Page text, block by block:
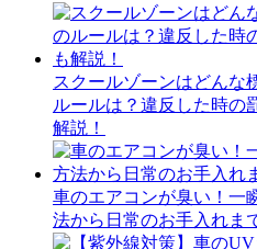
スクールゾーンはどんな
ルールは？違反した時の
解説！
車のエアコンが臭い！一
法から日常のお手入れま